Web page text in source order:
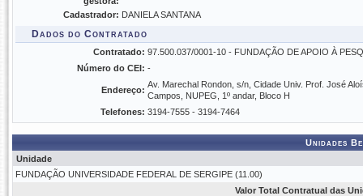
Cadastrador: DANIELA SANTANA
Dados do Contratado
Contratado: 97.500.037/0001-10 - FUNDAÇÃO DE APOIO À
Número do CEI: -
Endereço:
Av. Marechal Rondon, s/n, Cidade Univ. Prof. José
Campos, NUPEG, 1º andar, Bloco H
Telefones: 3194-7555 - 3194-7464
Unidades
Unidade
FUNDAÇÃO UNIVERSIDADE FEDERAL DE SERGIPE (11.00)
Valor Total Contratual das